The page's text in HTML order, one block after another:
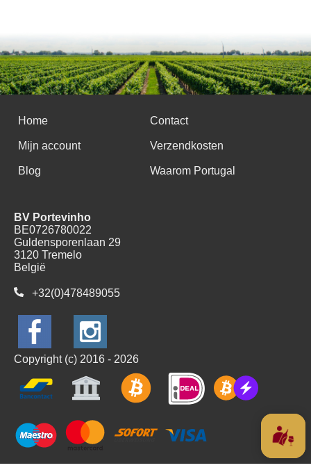
Home Contact
Mijn account Verzendkosten
Blog Waarom Portugal
BV Portevinho
BE0726780022
Guldensporenlaan 29
3120 Tremelo
België
+32(0)478489055
Copyright (c) 2016 - 2026